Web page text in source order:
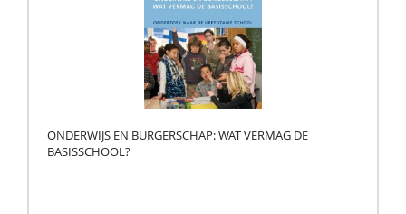
ONDERWIJS EN BURGERSCHAP: WAT VERMAG DE
BASISSCHOOL?